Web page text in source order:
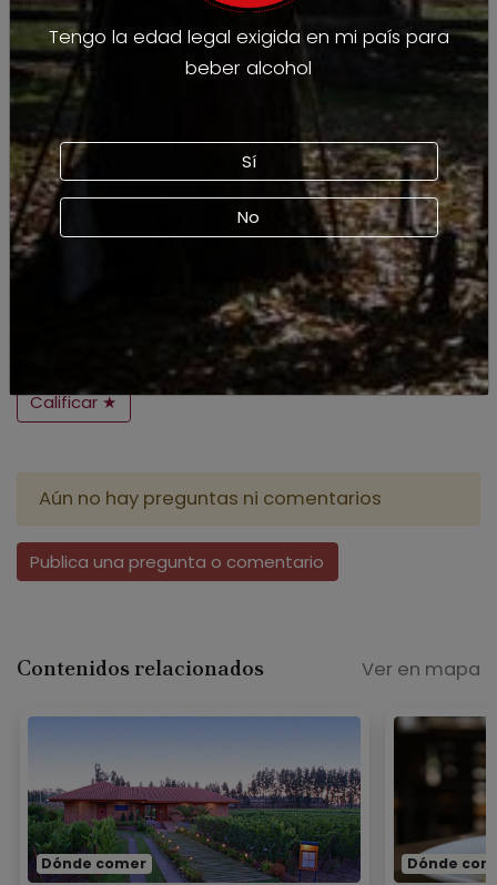
Tengo la edad legal exigida en mi país para
beber alcohol
Sí
No
Calificar ★
Aún no hay preguntas ni comentarios
Publica una pregunta o comentario
Contenidos relacionados Ver en mapa
Dónde comer Dónde